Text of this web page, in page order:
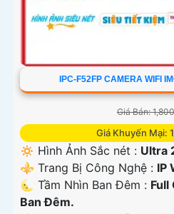
IPC-F52FP CAMERA WIFI
Giá Bán:
Giá Khuyến Mại:
🔅 Hình Ảnh Sắc nét : Ultra
⚜️ Trang Bị Công Nghệ : IP
🌜 Tầm Nhìn Ban Đêm : Full
Ban Ðêm.